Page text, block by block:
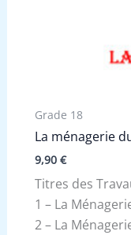
Grade 18
La ménagerie
9,90 €
Titres des
1 – La
2 – La